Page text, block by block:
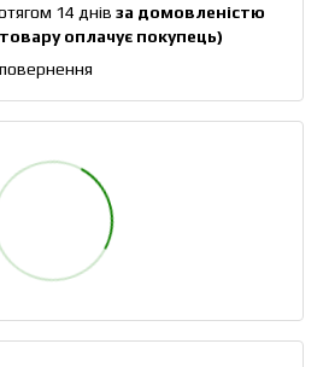
14 днів за домовленістю
оплачує покупець)